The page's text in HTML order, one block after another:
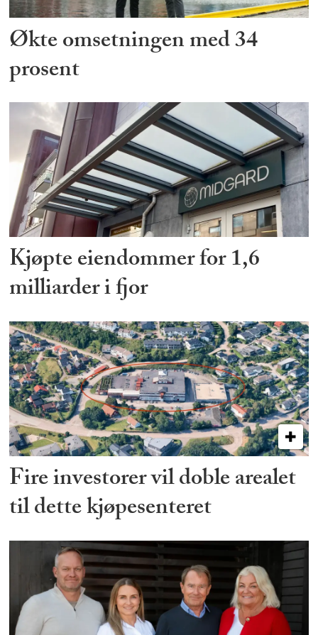
Økte omsetningen med 34
prosent
Kjøpte eiendommer for 1,6
milliarder i fjor
Fire investorer vil doble arealet
til dette kjøpesenteret